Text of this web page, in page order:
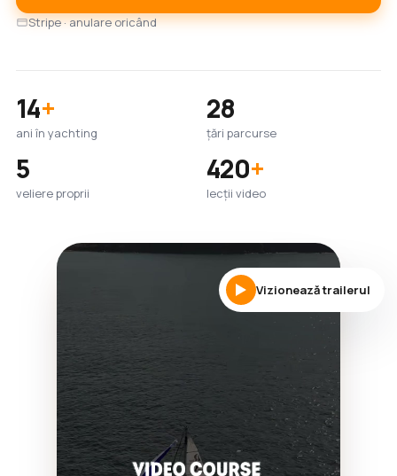
Stripe · anulare oricând
14+
ani în yachting
28
țări parcurse
5
veliere proprii
420+
lecții video
Vizionează trailerul